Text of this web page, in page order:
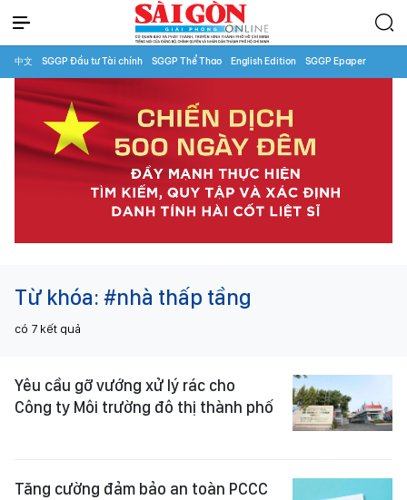
中文 SGGP Đầu tư Tài chính SGGP Thể Thao English Edition SGGP Epaper
Từ khóa: #nhà thấp tầng
có 7 kết quả
Yêu cầu gỡ vướng xử lý rác cho
Công ty Môi trường đô thị thành phố
Tăng cường đảm bảo an toàn PCCC